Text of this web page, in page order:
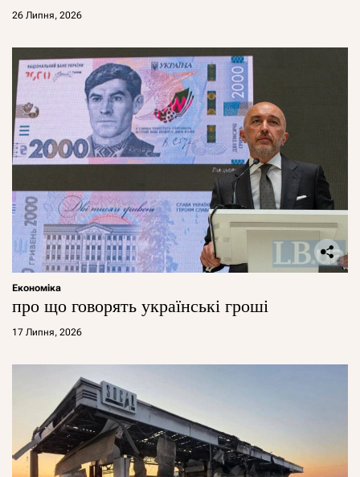
26 Липня, 2026
Економіка
про що говорять українські гроші
17 Липня, 2026